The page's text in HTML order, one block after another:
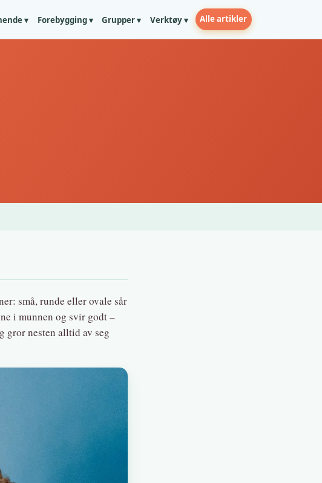
▾ Forebygging ▾ Grupper ▾ Verktøy ▾ Alle artikler
små, runde eller ovale sår
i munnen og svir godt –
gror nesten alltid av seg